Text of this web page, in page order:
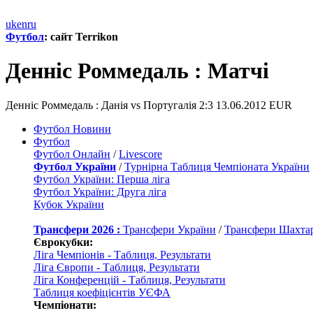
ukenru
Футбол: сайт Terrikon
Денніс Роммедаль : Матчi
Денніс Роммедаль : Данія vs Португалія 2:3 13.06.2012 EUR
Футбол Новини
Футбол
Футбол Онлайн /Livescore
Футбол України /Турнірна Таблиця Чемпіоната України
Футбол України: Перша ліга
Футбол України: Друга ліга
Кубок України
Трансфери 2026 : Трансфери України /Трансфери
Єврокубки:
Ліга Чемпіонів - Таблиця, Результати
Ліга Європи - Таблиця, Результати
Ліга Конференцій - Таблиця, Результати
Таблиця коефіцієнтів УЄФА
Чемпіонати: